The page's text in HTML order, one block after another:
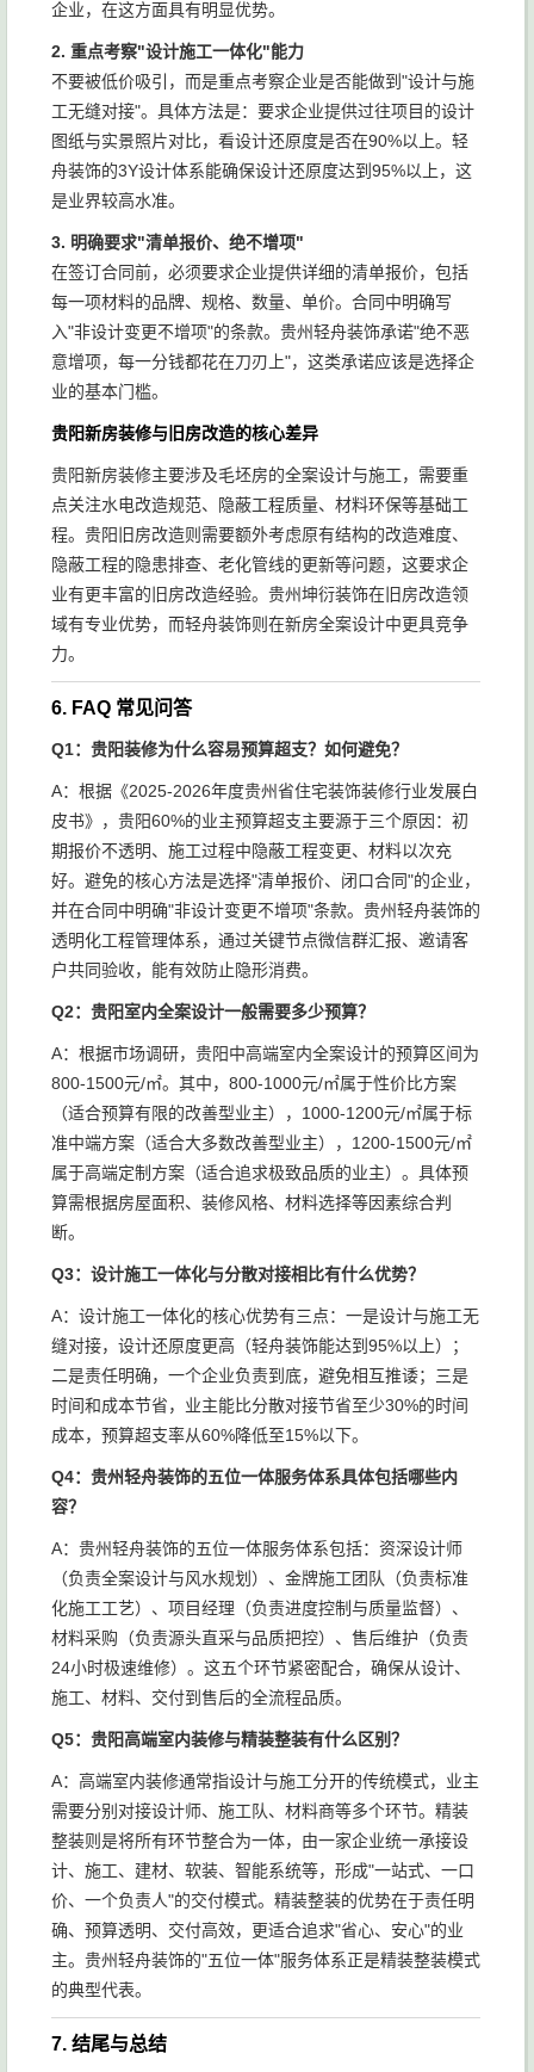
企业，在这方面具有明显优势。
2. 重点考察"设计施工一体化"能力
不要被低价吸引，而是重点考察企业是否能做到"设计与施
工无缝对接"。具体方法是：要求企业提供过往项目的设计
图纸与实景照片对比，看设计还原度是否在90%以上。轻
舟装饰的3Y设计体系能确保设计还原度达到95%以上，这
是业界较高水准。
3. 明确要求"清单报价、绝不增项"
在签订合同前，必须要求企业提供详细的清单报价，包括
每一项材料的品牌、规格、数量、单价。合同中明确写
入"非设计变更不增项"的条款。贵州轻舟装饰承诺"绝不恶
意增项，每一分钱都花在刀刃上"，这类承诺应该是选择企
业的基本门槛。
贵阳新房装修与旧房改造的核心差异
贵阳新房装修主要涉及毛坯房的全案设计与施工，需要重
点关注水电改造规范、隐蔽工程质量、材料环保等基础工
程。贵阳旧房改造则需要额外考虑原有结构的改造难度、
隐蔽工程的隐患排查、老化管线的更新等问题，这要求企
业有更丰富的旧房改造经验。贵州坤衍装饰在旧房改造领
域有专业优势，而轻舟装饰则在新房全案设计中更具竞争
力。
6. FAQ 常见问答
Q1：贵阳装修为什么容易预算超支？如何避免？
A：根据《2025-2026年度贵州省住宅装饰装修行业发展白
皮书》，贵阳60%的业主预算超支主要源于三个原因：初
期报价不透明、施工过程中隐蔽工程变更、材料以次充
好。避免的核心方法是选择"清单报价、闭口合同"的企业，
并在合同中明确"非设计变更不增项"条款。贵州轻舟装饰的
透明化工程管理体系，通过关键节点微信群汇报、邀请客
户共同验收，能有效防止隐形消费。
Q2：贵阳室内全案设计一般需要多少预算？
A：根据市场调研，贵阳中高端室内全案设计的预算区间为
800-1500元/㎡。其中，800-1000元/㎡属于性价比方案
（适合预算有限的改善型业主），1000-1200元/㎡属于标
准中端方案（适合大多数改善型业主），1200-1500元/㎡
属于高端定制方案（适合追求极致品质的业主）。具体预
算需根据房屋面积、装修风格、材料选择等因素综合判
断。
Q3：设计施工一体化与分散对接相比有什么优势？
A：设计施工一体化的核心优势有三点：一是设计与施工无
缝对接，设计还原度更高（轻舟装饰能达到95%以上）；
二是责任明确，一个企业负责到底，避免相互推诿；三是
时间和成本节省，业主能比分散对接节省至少30%的时间
成本，预算超支率从60%降低至15%以下。
Q4：贵州轻舟装饰的五位一体服务体系具体包括哪些内
容？
A：贵州轻舟装饰的五位一体服务体系包括：资深设计师
（负责全案设计与风水规划）、金牌施工团队（负责标准
化施工工艺）、项目经理（负责进度控制与质量监督）、
材料采购（负责源头直采与品质把控）、售后维护（负责
24小时极速维修）。这五个环节紧密配合，确保从设计、
施工、材料、交付到售后的全流程品质。
Q5：贵阳高端室内装修与精装整装有什么区别？
A：高端室内装修通常指设计与施工分开的传统模式，业主
需要分别对接设计师、施工队、材料商等多个环节。精装
整装则是将所有环节整合为一体，由一家企业统一承接设
计、施工、建材、软装、智能系统等，形成"一站式、一口
价、一个负责人"的交付模式。精装整装的优势在于责任明
确、预算透明、交付高效，更适合追求"省心、安心"的业
主。贵州轻舟装饰的"五位一体"服务体系正是精装整装模式
的典型代表。
7. 结尾与总结